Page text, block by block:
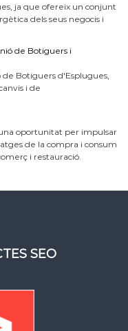
ja que ofereix un conjunt
dels seus negocis i
de Botiguers i
Botiguers d'Esplugues,
i de
oportunitat per impulsar
de la compra i consum
i restauració.
SEO